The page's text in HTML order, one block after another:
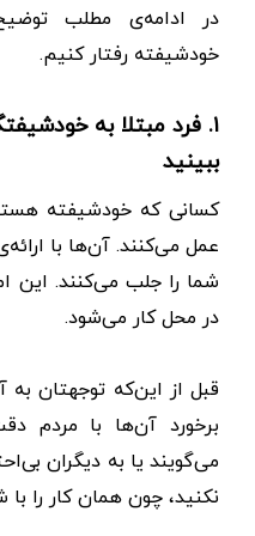
در ادامه‌ی مطلب
خودشیفته رفتار کنیم.
۱. فرد مبتلا به
ببینید
کسانی که خودشیفته
عمل می‌کنند. آن‌ها با
شما را جلب می‌کنند. این
در محل کار می‌شود.
قبل از این‌که توجهتان
برخورد آن‌ها با مردم
می‌گویند یا به دیگران
نکنید، چون همان کار را